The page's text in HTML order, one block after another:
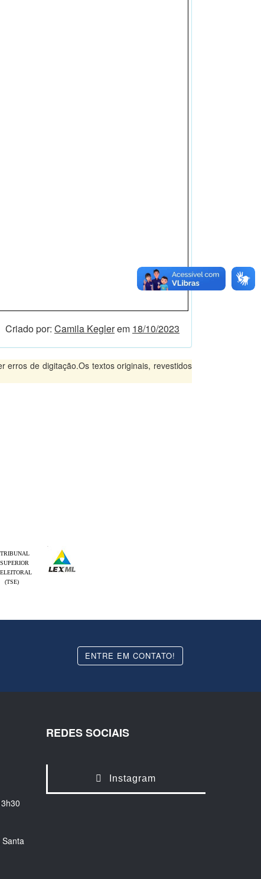
Criado por: Camila Keglerem 18/10/2023
erros de digitação.Os textos originais, revestidos
TRIBUNAL
SUPERIOR
ELEITORAL
(TSE)
ENTRE EM CONTATO!
Santa
REDES SOCIAIS
Instagram